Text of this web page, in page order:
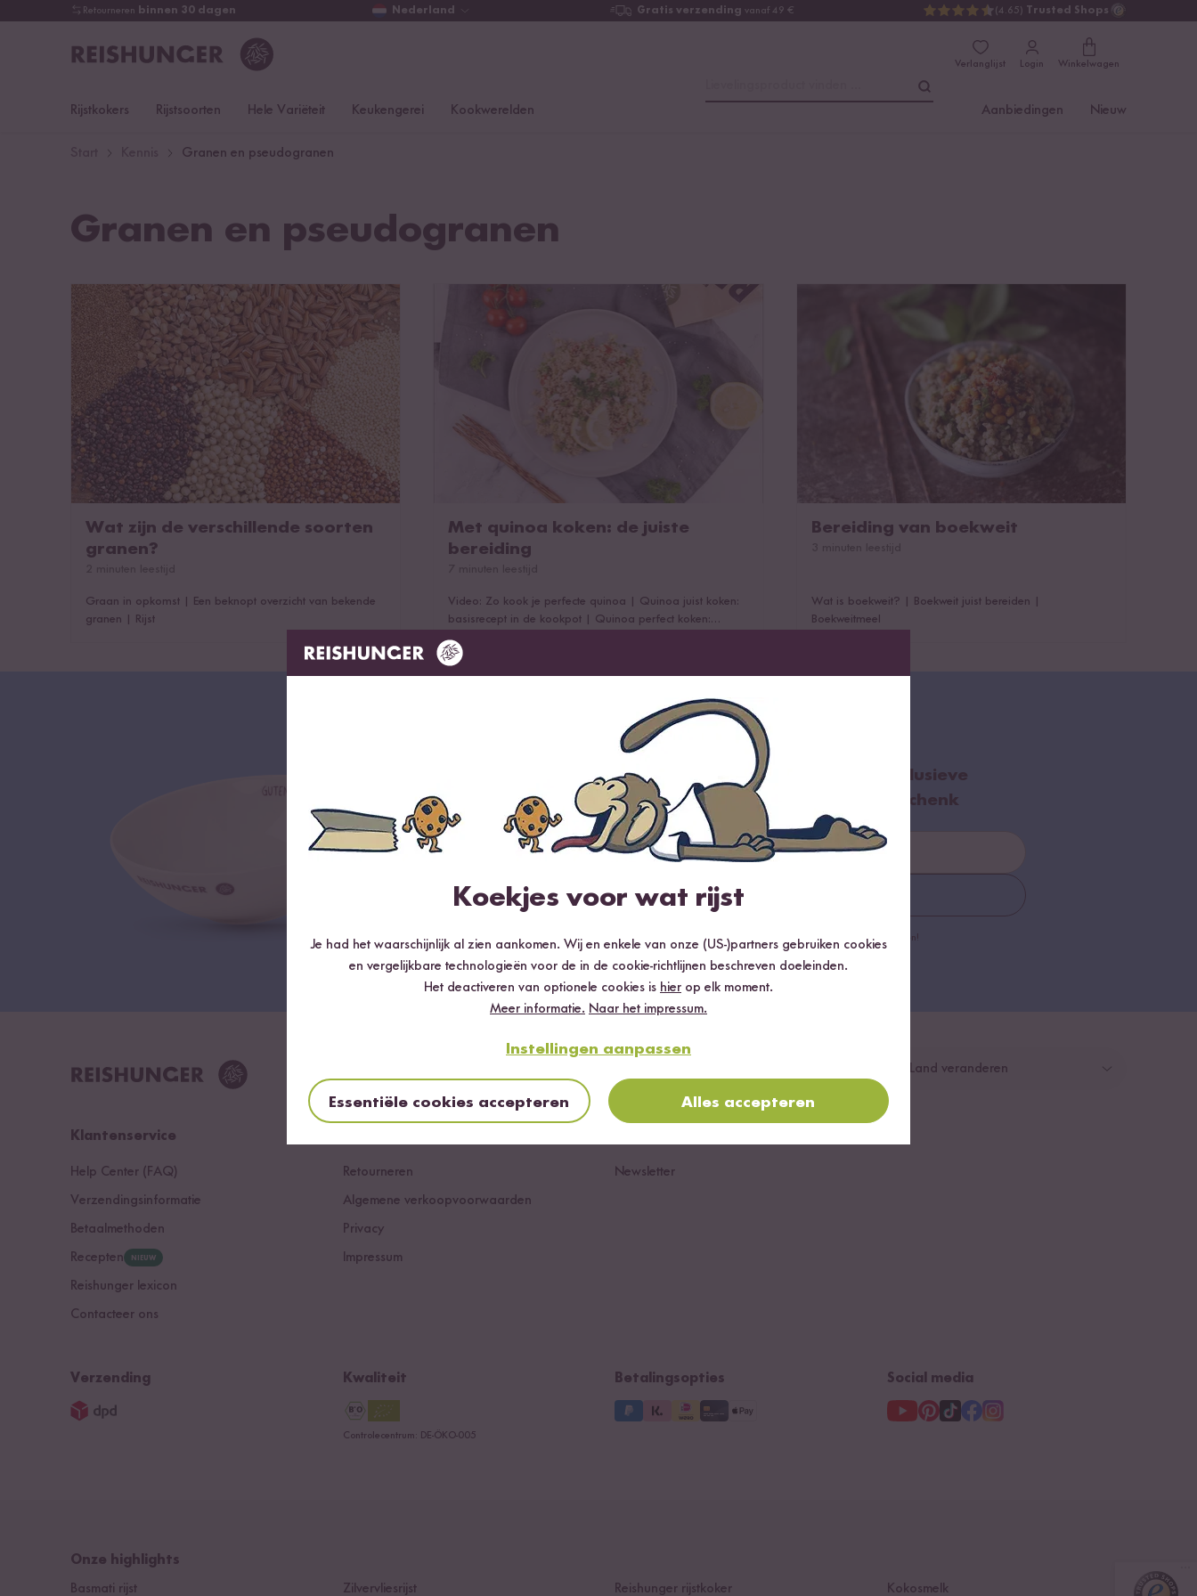
Retourneren binnen 30 dagen Nederland Gratis verzending vanaf 49 € (4.65) Trusted Shops
Verlanglijst Login Winkelwagen
Rijstkokers Rijstsoorten Hele Variëteit Keukengerei Kookwerelden Aanbiedingen Nieuw
Granen en pseudogranen
Granen en pseudogranen
Wat zijn de verschillende soorten
granen?
Graan in opkomst
Een beknopt overzicht van bekende
granen
Rijst
Wat zijn de verschillende soorten granen?
Met quinoa koken: de juiste
bereiding
Video: Zo kook je perfecte quinoa
Quinoa juist koken:
basisrecept in de kookpot
Quinoa perfect koken:
basisrecept in de digitale rijstkoker
perfecte quinoa
Met quinoa koken: de juiste bereiding
Bereiding van boekweit
Wat is boekweit? Boekweit juist bereiden
Boekweitmeel
Schrijf je nu in voor de nieuwsbrief
Ontdek kookwerelden vol rijst, exclusieve
aanbiedingen & jouw welkomstgeschenk
*Je kan je op elk moment uitschrijven, maar dat zal je zeker niet willen!
Land veranderen
Klantenservice
Help Center (FAQ)
Verzendingsinformatie
Betaalmethoden
Recepten
NIEUW
Reishunger lexicon
Contacteer ons
Retourneren
Algemene verkoopvoorwaarden
Privacy
Impressum
Newsletter
Verzending Kwaliteit
Controlecentrum: DE-ÖKO-005
Betalingsopties Social media
Onze highlights
Basmati rijst
Zilvervliesrijst Reishunger rijstkoker Kokosmelk
Koekjes voor wat rijst
Je had het waarschijnlijk al zien aankomen. Wij en enkele van onze (US-)partners gebruiken cookies
en vergelijkbare technologieën voor de in de cookie-richtlijnen beschreven doeleinden.
Het deactiveren van optionele cookies is hier op elk moment.
Meer informatie. Naar het impressum.
Instellingen aanpassen
Essentiële cookies accepteren Alles accepteren